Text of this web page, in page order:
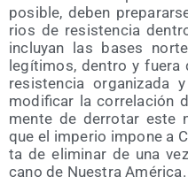
posi­ble, deben
rios de resis­ten­cia
inclu­yan las bases
legí­ti­mos, den­tro y fue­ra
resis­ten­cia orga­ni­za­da
modi­fi­car la corre­la­ción
men­te de derro­tar este
que el impe­rio impo­ne a
ta de eli­mi­nar de una
cano de Nues­tra América.